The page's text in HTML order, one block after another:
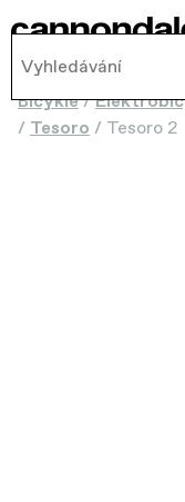
Bicykle/
/ Tesoro / Tesoro 2